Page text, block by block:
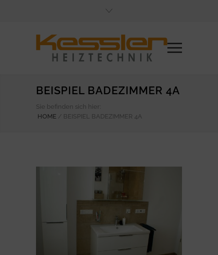
BEISPIEL BADEZIMMER 4A
Sie befinden sich hier:
HOME / BEISPIEL BADEZIMMER 4A